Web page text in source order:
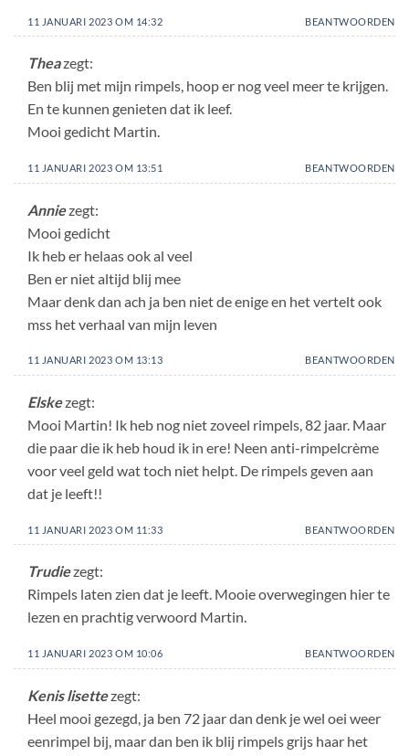
11 JANUARI 2023 OM 14:32 BEANTWOORDEN
Theazegt:
Ben blij met mijn rimpels, hoop er nog veel meer te krijgen.
En te kunnen genieten dat ik leef.
Mooi gedicht Martin.
11 JANUARI 2023 OM 13:51 BEANTWOORDEN
Anniezegt:
Mooi gedicht
Ik heb er helaas ook al veel
Ben er niet altijd blij mee
Maar denk dan ach ja ben niet de enige en het vertelt ook
mss het verhaal van mijn leven
11 JANUARI 2023 OM 13:13 BEANTWOORDEN
Elskezegt:
Mooi Martin! Ik heb nog niet zoveel rimpels, 82 jaar. Maar
die paar die ik heb houd ik in ere! Neen anti-rimpelcrème
voor veel geld wat toch niet helpt. De rimpels geven aan
dat je leeft!!
11 JANUARI 2023 OM 11:33 BEANTWOORDEN
Trudiezegt:
Rimpels laten zien dat je leeft. Mooie overwegingen hier te
lezen en prachtig verwoord Martin.
11 JANUARI 2023 OM 10:06 BEANTWOORDEN
Kenis lisettezegt:
Heel mooi gezegd, ja ben 72 jaar dan denk je wel oei weer
eenrimpel bij, maar dan ben ik blij rimpels grijs haar het